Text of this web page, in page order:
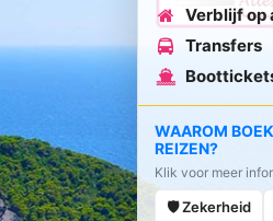
Verblijf op
Transfers
WAAROM
REIZEN?
Klik voor meer
🛡️ Zekerheid